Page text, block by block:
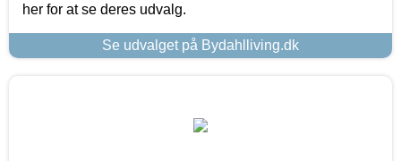
her for at se deres udvalg.
Se udvalget på Bydahlliving.dk